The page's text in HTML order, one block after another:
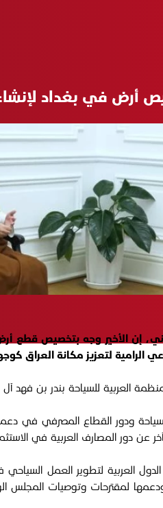
أرض في بغداد
إن الأخير وجه بتخصيص قطع
لتعزيز مكانة العراق
ودور القطاع المصرفي في
السياحي بمشاركة أكثر من (80) مصرفاً
العربية لتطوير العمل
وتوصيات المجلس